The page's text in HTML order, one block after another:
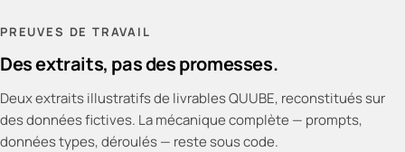
PREUVES DE TRAVAIL
Des extraits, pas des promesses.
Deux extraits illustratifs de livrables QUUBE, reconstitués sur
des données fictives. La mécanique complète — prompts,
données types, déroulés — reste sous code.